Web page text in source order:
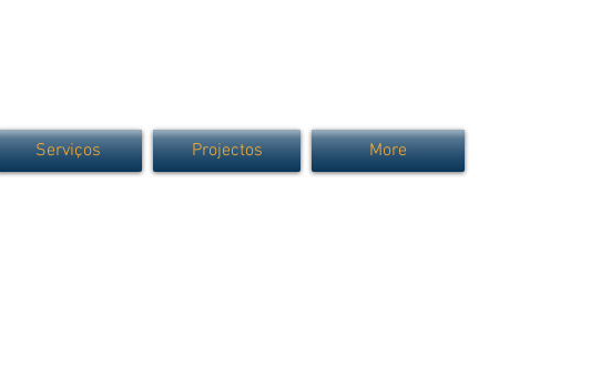
Serviços Projectos More